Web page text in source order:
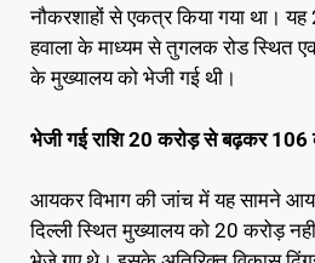
नौकरशाहों से एकत्र किया गया था।
हवाला के माध्यम से तुगलक रोड स्थित एक
के मुख्यालय को भेजी गई थी।
भेजी गई राशि 20 करोड़ से बढ़कर 106
आयकर विभाग की जांच में यह सामने
दिल्ली स्थित मुख्यालय को 20 करोड़